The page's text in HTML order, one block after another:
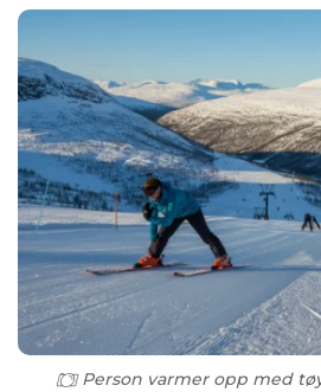
Person varmer opp med